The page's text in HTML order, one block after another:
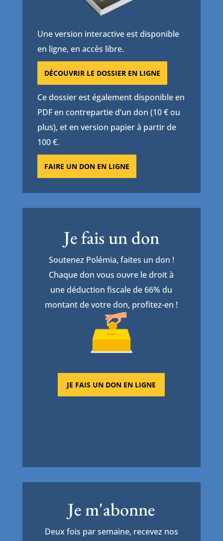
Une version interactive est disponible
en ligne, en accès libre.
DÉCOUVRIR LE DOSSIER EN LIGNE
Ce dossier est également disponible en
PDF en contrepartie d’un don (10 € ou
plus), et en version papier à partir de
100 €.
FAIRE UN DON EN LIGNE
Je fais un don
Soutenez Polémia, faites un don !
Chaque don vous ouvre le droit à
une déduction fiscale de 66% du
montant de votre don, profitez-en !
JE FAIS UN DON EN LIGNE
Je m'abonne
Deux fois par semaine, recevez nos